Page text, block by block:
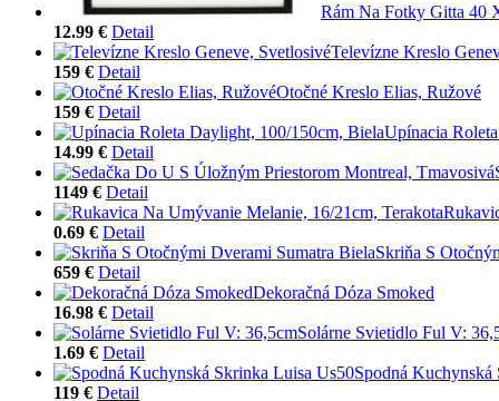
Rám Na Fotky Gitta 40
12.99 € Detail
Televízne Kreslo
159 € Detail
Otočné Kreslo Elias, Ružové
159 € Detail
Upínacia
14.99 € Detail
1149 € Detail
0.69 € Detail
Skriňa S
659 € Detail
Dekoračná Dóza Smoked
16.98 € Detail
Solárne Svietidlo Ful V:
1.69 € Detail
Spodná
119 € Detail